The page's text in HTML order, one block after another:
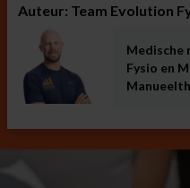
Auteur: Team Evolution
Medische
Fysio en